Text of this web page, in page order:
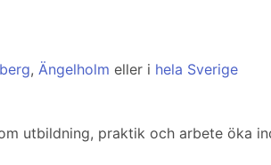
, Ängelholm eller i hela Sverige
utbildning, praktik och arbete öka